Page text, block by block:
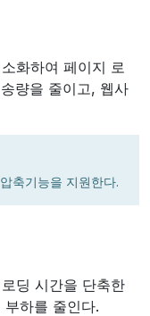
화하여 페이지 로
량을 줄이고, 웹사
축기능을 지원한다.
딩 시간을 단축한
하를 줄인다.